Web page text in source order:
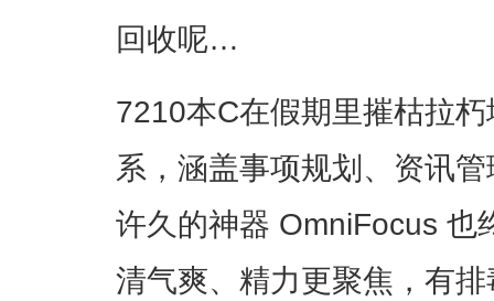
回收呢…
7210本C在假期里摧枯拉
系，涵盖事项规划、资讯
许久的神器 OmniFocus 也
清气爽、精力更聚焦，有